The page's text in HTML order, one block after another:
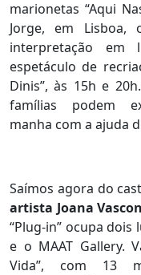
marionetas “Aqui
Jorge, em Lisboa,
interpretação
espetáculo de
Dinis”, às 15h e
famílias podem
manha com a ajuda
Saímos agora do
artista Joana
“Plug-in” ocupa dois
e o MAAT Gallery.
Vida”, com 13